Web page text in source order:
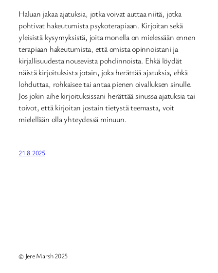
Haluan jakaa ajatuksia, jotka voivat auttaa niitä, jotka
pohtivat hakeutumista psykoterapiaan. Kirjoitan sekä
yleisistä kysymyksistä, joita monella on mielessään ennen
terapiaan hakeutumista, että omista opinnoistani ja
kirjallisuudesta nousevista pohdinnoista. Ehkä löydät
näistä kirjoituksista jotain, joka herättää ajatuksia, ehkä
lohduttaa, rohkaisee tai antaa pienen oivalluksen sinulle.
Jos jokin aihe kirjoituksissani herättää sinussa ajatuksia tai
toivot, että kirjoitan jostain tietystä teemasta, voit
mielellään olla yhteydessä minuun.
21.8.2025
© Jere Marsh 2025